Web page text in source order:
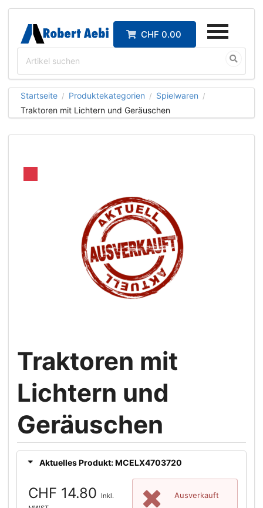
CHF 0.00
Startseite / Produktekategorien / Spielwaren /
Traktoren mit Lichtern und Geräuschen
Traktoren mit
Lichtern und
Geräuschen
Aktuelles Produkt: MCELX4703720
CHF 14.80
Inkl.
Ausverkauft